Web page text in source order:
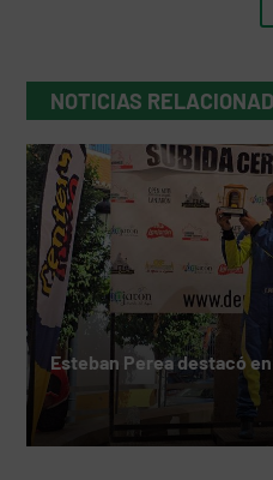
NOTICIAS
Esteban Perea destacó